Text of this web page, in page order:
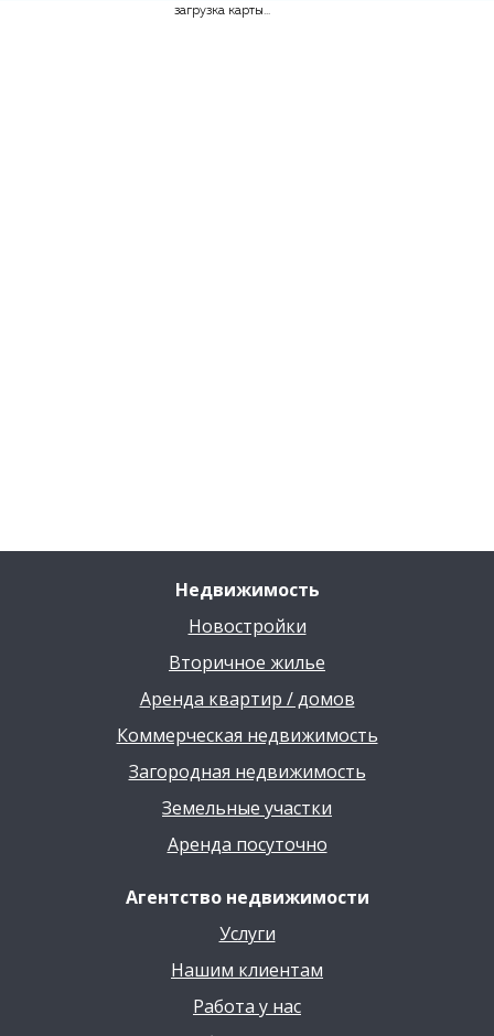
загрузка карты...
Недвижимость
Новостройки
Вторичное жилье
Аренда квартир / домов
Коммерческая недвижимость
Загородная недвижимость
Земельные участки
Аренда посуточно
Агентство недвижимости
Услуги
Нашим клиентам
Работа у нас